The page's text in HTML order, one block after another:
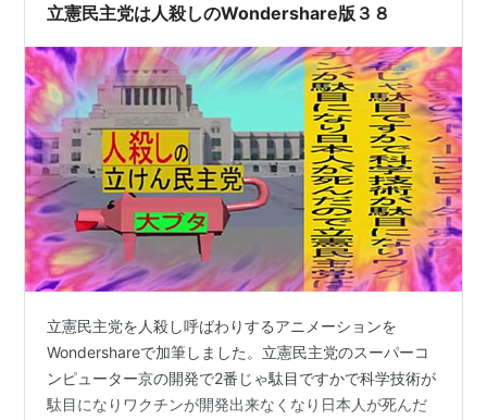
立憲民主党は人殺しのWondershare版３８
立憲民主党を人殺し呼ばわりするアニメーションを
Wondershareで加筆しました。立憲民主党のスーパーコ
ンピューター京の開発で2番じゃ駄目ですかで科学技術が
駄目になりワクチンが開発出来なくなり日本人が死んだ